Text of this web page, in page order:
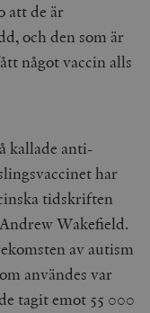
att de är
och den som är
något vaccin alls
kallade anti-
har
tidskriften
Wakefield.
av autism
användes var
tagit emot 55 000